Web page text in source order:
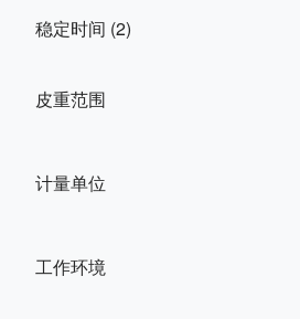
稳定时间 (2)
皮重范围
计量单位
工作环境